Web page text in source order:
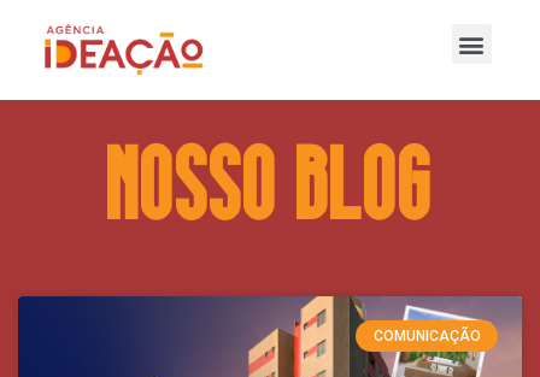
nOSSO bLOG
COMUNICAÇÃO